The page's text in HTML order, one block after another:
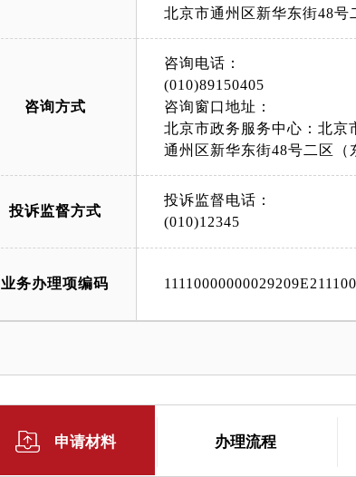
北京市通州区新华东街48号
咨询方式
咨询电话：
(010)89150405
咨询窗口地址：
北京市政务服务中心：北京
通州区新华东街48号二区（
投诉监督方式
投诉监督电话：
(010)12345
业务办理项编码
申请材料 办理流程